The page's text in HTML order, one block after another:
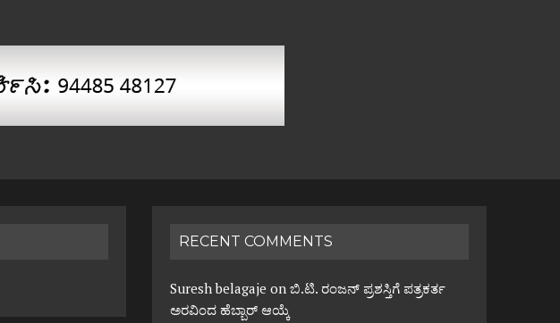
RECENT COMMENTS
Suresh belagaje onಬಿ.ಟಿ. ರಂಜನ್ ಪ್ರಶಸ್ತಿಗೆ ಪತ್ರಕರ್ತ
ಅರವಿಂದ ಹೆಬ್ಬಾರ್ ಆಯ್ಕೆ